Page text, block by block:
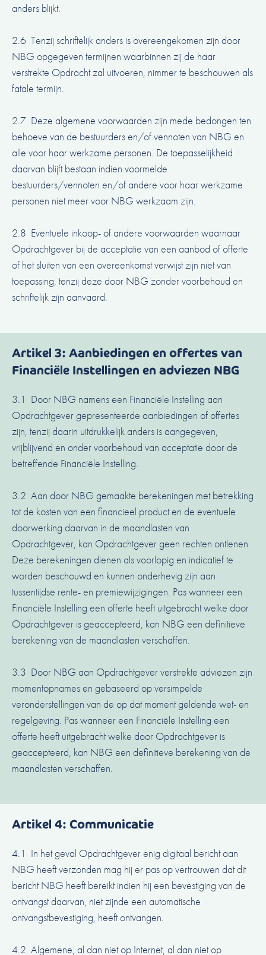
anders blijkt.
2.6 Tenzij schriftelijk anders is overeengekomen zijn door
NBG opgegeven termijnen waarbinnen zij de haar
verstrekte Opdracht zal uitvoeren, nimmer te beschouwen als
fatale termijn.
2.7 Deze algemene voorwaarden zijn mede bedongen ten
behoeve van de bestuurders en/of vennoten van NBG en
alle voor haar werkzame personen. De toepasselijkheid
daarvan blijft bestaan indien voormelde
bestuurders/vennoten en/of andere voor haar werkzame
personen niet meer voor NBG werkzaam zijn.
2.8 Eventuele inkoop- of andere voorwaarden waarnaar
Opdrachtgever bij de acceptatie van een aanbod of offerte
of het sluiten van een overeenkomst verwijst zijn niet van
toepassing, tenzij deze door NBG zonder voorbehoud en
schriftelijk zijn aanvaard.
Artikel 3: Aanbiedingen en offertes van
Financiële Instellingen en adviezen NBG
3.1 Door NBG namens een Financiële Instelling aan
Opdrachtgever gepresenteerde aanbiedingen of offertes
zijn, tenzij daarin uitdrukkelijk anders is aangegeven,
vrijblijvend en onder voorbehoud van acceptatie door de
betreffende Financiële Instelling.
3.2 Aan door NBG gemaakte berekeningen met betrekking
tot de kosten van een financieel product en de eventuele
doorwerking daarvan in de maandlasten van
Opdrachtgever, kan Opdrachtgever geen rechten ontlenen.
Deze berekeningen dienen als voorlopig en indicatief te
worden beschouwd en kunnen onderhevig zijn aan
tussentijdse rente- en premiewijzigingen. Pas wanneer een
Financiële Instelling een offerte heeft uitgebracht welke door
Opdrachtgever is geaccepteerd, kan NBG een definitieve
berekening van de maandlasten verschaffen.
3.3 Door NBG aan Opdrachtgever verstrekte adviezen zijn
momentopnames en gebaseerd op versimpelde
veronderstellingen van de op dat moment geldende wet- en
regelgeving. Pas wanneer een Financiële Instelling een
offerte heeft uitgebracht welke door Opdrachtgever is
geaccepteerd, kan NBG een definitieve berekening van de
maandlasten verschaffen.
Artikel 4: Communicatie
4.1 In het geval Opdrachtgever enig digitaal bericht aan
NBG heeft verzonden mag hij er pas op vertrouwen dat dit
bericht NBG heeft bereikt indien hij een bevestiging van de
ontvangst daarvan, niet zijnde een automatische
ontvangstbevestiging, heeft ontvangen.
4.2 Algemene, al dan niet op Internet, al dan niet op